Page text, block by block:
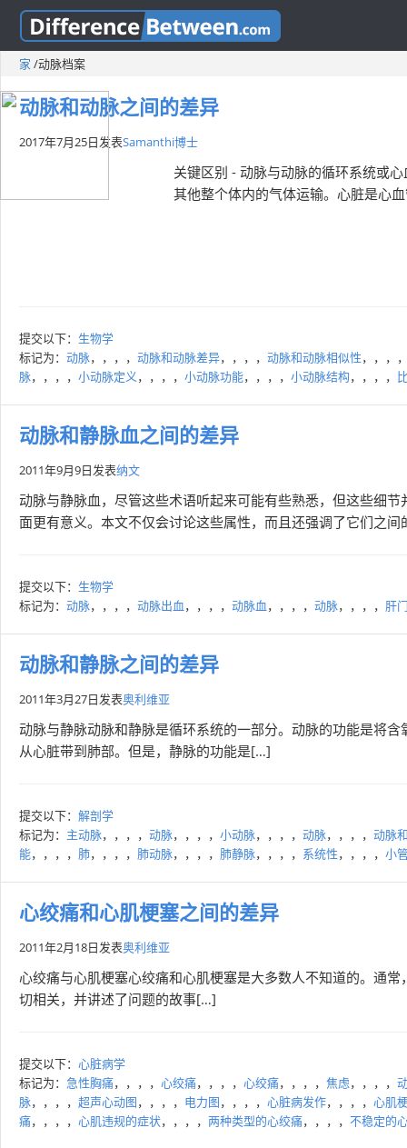
家 /动脉档案
动脉和动脉之间的差异
2017年7月25日发表Samanthi博士
关键区别 - 动脉与动脉的循环系统或
其他整个体内的气体运输。心脏是心
提交以下： 生物学
标记为： 动脉，，，， 动脉和动脉差异，，，， 动脉和动脉相似性，，，
脉，，，， 小动脉定义，，，， 小动脉功能，，，， 小动脉结构，，，，
动脉和静脉血之间的差异
2011年9月9日发表纳文
动脉与静脉血，尽管这些术语听起来可能有些熟悉，但这些细
面更有意义。本文不仅会讨论这些属性，而且还强调了它们之
提交以下： 生物学
标记为： 动脉，，，， 动脉出血，，，， 动脉血，，，， 动脉，，，， 肝
动脉和静脉之间的差异
2011年3月27日发表奥利维亚
动脉与静脉动脉和静脉是循环系统的一部分。动脉的功能是将
从心脏带到肺部。但是，静脉的功能是[…]
提交以下： 解剖学
标记为： 主动脉，，，， 动脉，，，， 小动脉，，，， 动脉，，，， 动脉
能，，，， 肺，，，， 肺动脉，，，， 肺静脉，，，， 系统性，，，， 小
心绞痛和心肌梗塞之间的差异
2011年2月18日发表奥利维亚
心绞痛与心肌梗塞心绞痛和心肌梗塞是大多数人不知道的。通
切相关，并讲述了问题的故事[…]
提交以下： 心脏病学
标记为： 急性胸痛，，，， 心绞痛，，，， 心绞痛，，，， 焦虑，，，，
脉，，，， 超声心动图，，，， 电力图，，，， 心脏病发作，，，， 心肌
痛，，，， 心肌违规的症状，，，， 两种类型的心绞痛，，，， 不稳定的